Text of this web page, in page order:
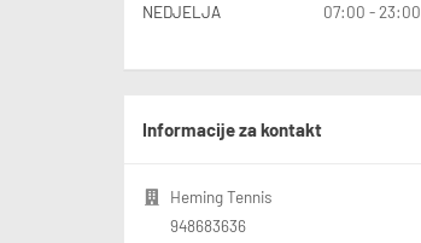
NEDJELJA
07:00 - 23:00
Informacije za kontakt
Heming Tennis
948683636